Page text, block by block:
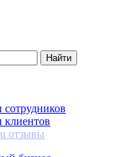
отзывы